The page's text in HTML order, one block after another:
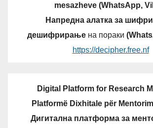
mesazheve (WhatsApp,
Напредна алатка за
дешифрирањена пораки
https://decipher.free.nf
Digital Platform for Research
Platformë Dixhitale për
Дигитална платформа за